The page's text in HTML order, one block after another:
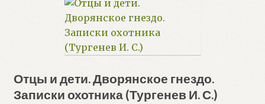
Отцы и дети. Дворянское гнездо.
Записки охотника (Тургенев И. С.)